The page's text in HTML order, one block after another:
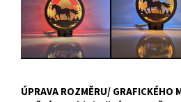
ÚPRAVA ROZMĚRU/